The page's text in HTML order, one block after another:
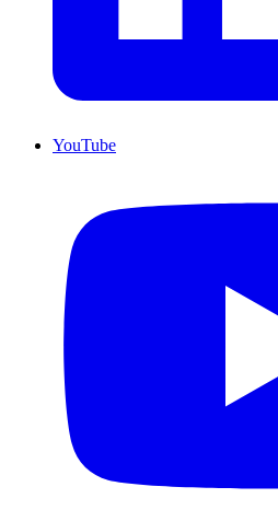
YouTube